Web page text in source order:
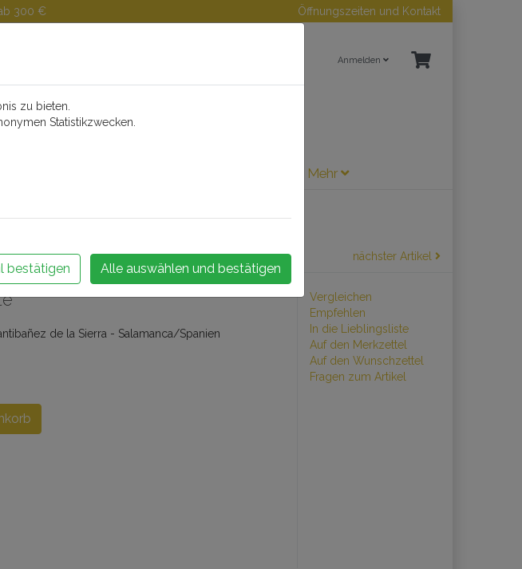
300 € Öffnungszeiten und Kontakt
Anmelden
Mehr
Artikel 47 von 67 nächster Artikel
de la Sierra - Salamanca/Spanien
Vergleichen
Empfehlen
In die Lieblingsliste
Auf den Merkzettel
Auf den Wunschzettel
Fragen zum Artikel
zu bieten.
Statistikzwecken.
bestätigen Alle auswählen und bestätigen